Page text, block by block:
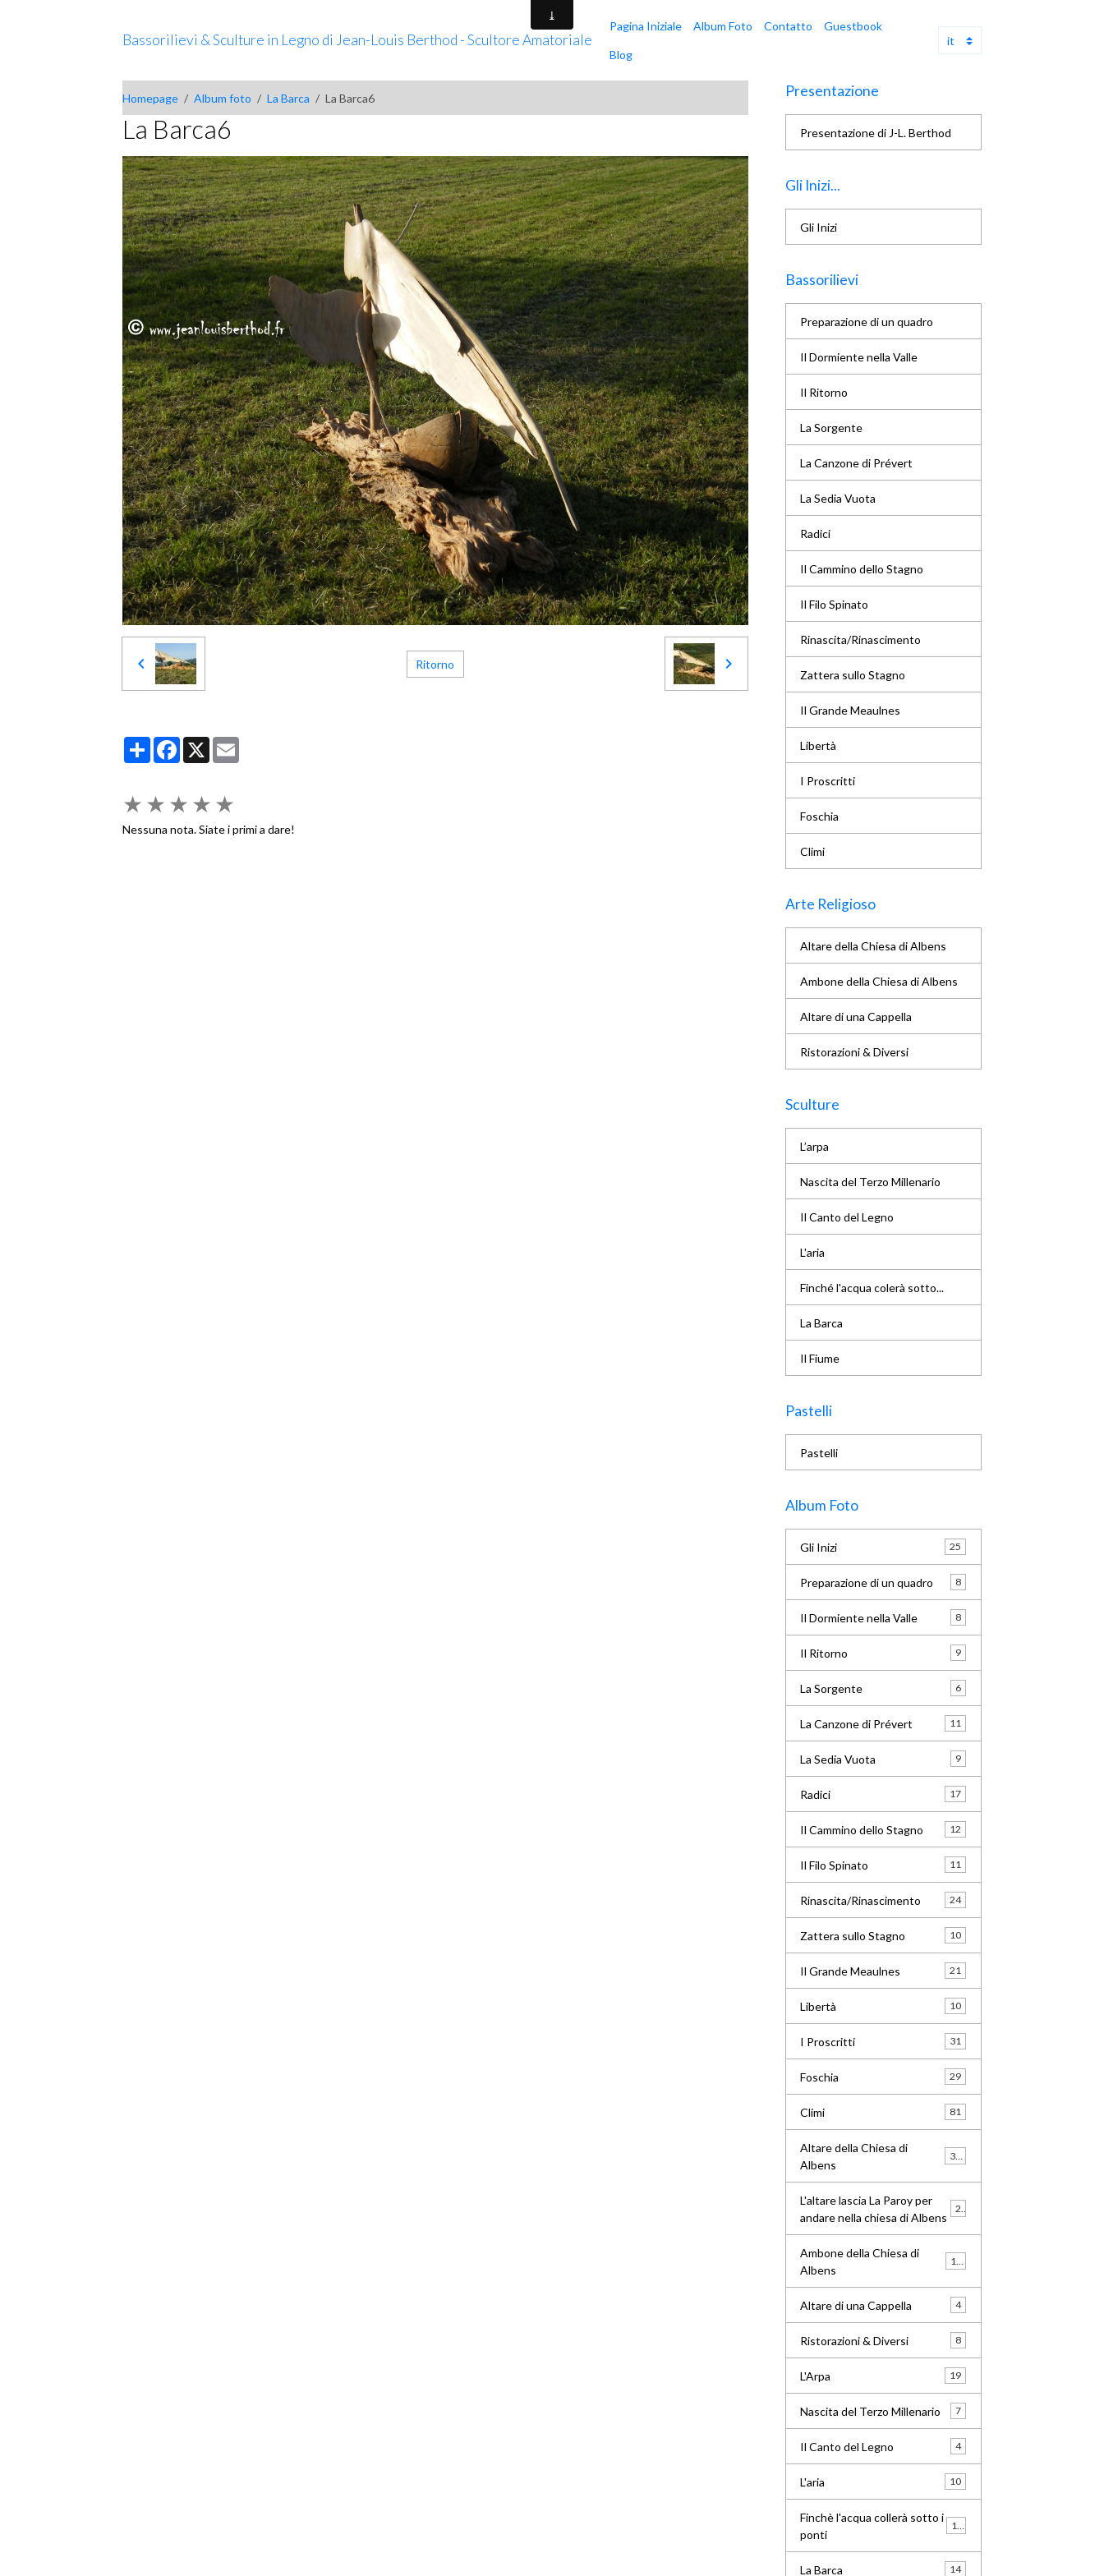
Bassorilievi & Sculture in Legno di Jean-Louis Berthod - Scultore Amatoriale
Pagina Iniziale Album Foto Contatto Guestbook
Blog
Homepage Album foto La Barca La Barca6
La Barca6
Ritorno
PartagerFacebook
X
★ ★ ★ ★ ★
Nessuna nota. Siate i primi a dare!
Presentazione
Presentazione di J-L. Berthod
Gli Inizi...
Gli Inizi
Bassorilievi
Preparazione di un quadro
Il Dormiente nella Valle
Il Ritorno
La Sorgente
La Canzone di Prévert
La Sedia Vuota
Radici
Il Cammino dello Stagno
Il Filo Spinato
Rinascita/Rinascimento
Zattera sullo Stagno
Il Grande Meaulnes
Libertà
I Proscritti
Foschia
Climi
Arte Religioso
Altare della Chiesa di Albens
Ambone della Chiesa di Albens
Altare di una Cappella
Ristorazioni & Diversi
Sculture
L’arpa
Nascita del Terzo Millenario
Il Canto del Legno
L'aria
Finché l'acqua colerà sotto...
La Barca
Il Fiume
Pastelli
Pastelli
Album Foto
Gli Inizi 25
Preparazione di un quadro 8
Il Dormiente nella Valle 8
Il Ritorno 9
La Sorgente 6
La Canzone di Prévert 11
La Sedia Vuota 9
Radici 17
Il Cammino dello Stagno 12
Il Filo Spinato 11
Rinascita/Rinascimento 24
Zattera sullo Stagno 10
Il Grande Meaulnes 21
Libertà 10
I Proscritti 31
Foschia 29
Climi 81
Altare della Chiesa di
Albens
L'altare lascia La Paroy per
andare nella chiesa di Albens
Ambone della Chiesa di
Albens
Altare di una Cappella 4
Ristorazioni & Diversi 8
L'Arpa 19
Nascita del Terzo Millenario 7
Il Canto del Legno 4
L'aria 10
Finchè l'acqua collerà sotto i
ponti
La Barca 14